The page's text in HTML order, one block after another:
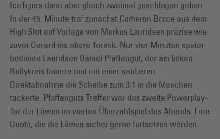
IceTigers dann aber gleich zweimal geschlagen geben:
In der 45. Minute traf zunächst Cameron Brace aus dem
High Slot auf Vorlage von Markus Lauridsen präzise wie
zuvor Gerard ins obere Toreck. Nur vier Minuten später
bediente Lauridsen Daniel Pfaffengut, der am linken
Bullykreis lauerte und mit einer sauberen
Direktabnahme die Scheibe zum 3:1 in die Maschen
tackerte. Pfaffenguts Treffer war das zweite Powerplay-
Tor der Löwen im vierten Überzahlspiel des Abends. Eine
Quote, die die Löwen sicher gerne fortsetzen werden.